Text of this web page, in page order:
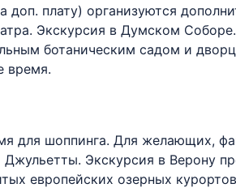
плату) организуются
Экскурсия в Думском
ботаническим садом и
время.
для шоппинга. Для желающих,
Экскурсия в Верону
европейских озерных